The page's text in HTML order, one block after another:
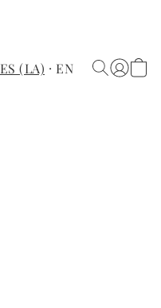
ES (LA) EN